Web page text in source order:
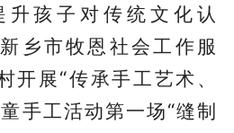
孩子对传统文化认
乡市牧恩社会工作服
开展“传承手工艺术、
手工活动第一场“缝制